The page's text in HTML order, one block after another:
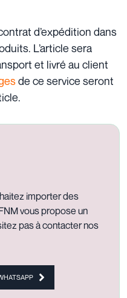
d’expédition dans
L’article sera
et livré au client
de ce service seront
importer des
vous propose un
pas àcontacter nos